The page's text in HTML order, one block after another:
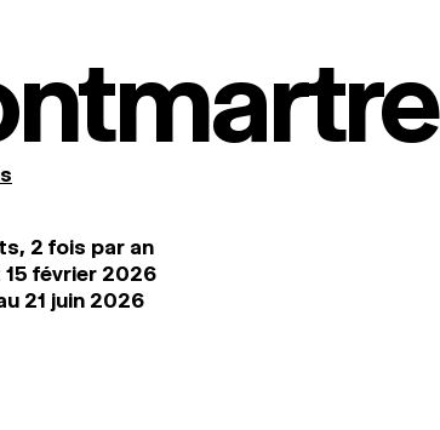
2 fois par an
15 février 2026
21 juin 2026